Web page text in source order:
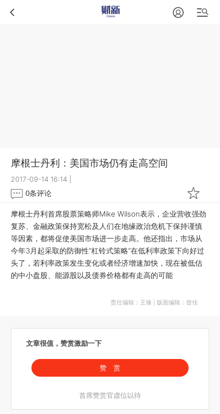
摩根士丹利：美国市场仍有走高空间
2017-09-14 16:14
0条评论
摩根士丹利首席股票策略师Mike Wilson表示，企业营收强劲
复苏、金融政策保持宽松及人们在地缘政治危机下保持谨慎
等因素，都将促使美国市场进一步走高。他还指出，市场从
今年3月起采取的防御性“杠铃式策略”在低利率政策下向好过
头了，若利率政策发生变化或者经济增速加快，现在被低估
的中小盘股、能源股以及债券价格都有走高的可能
责任编辑：王臻 | 版面编辑：曾佳
文章很值，赞赏激励一下
赞 赏
首席赞赏官虚位以待